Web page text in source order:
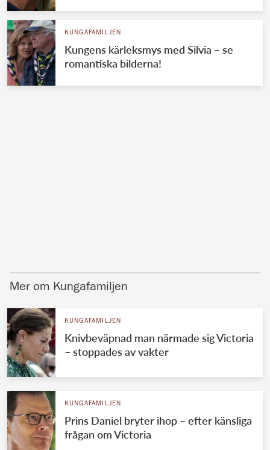
KUNGAFAMILJEN
Kungens kärleksmys med Silvia – se
romantiska bilderna!
Mer om Kungafamiljen
KUNGAFAMILJEN
Knivbeväpnad man närmade sig Victoria
– stoppades av vakter
KUNGAFAMILJEN
Prins Daniel bryter ihop – efter känsliga
frågan om Victoria